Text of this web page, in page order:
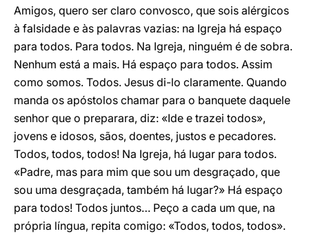
Amigos, quero ser claro convosco, que sois alérgicos
à falsidade e às palavras vazias: na Igreja há espaço
para todos. Para todos. Na Igreja, ninguém é de sobra.
Nenhum está a mais. Há espaço para todos. Assim
como somos. Todos. Jesus di-lo claramente. Quando
manda os apóstolos chamar para o banquete daquele
senhor que o preparara, diz: «Ide e trazei todos»,
jovens e idosos, sãos, doentes, justos e pecadores.
Todos, todos, todos! Na Igreja, há lugar para todos.
«Padre, mas para mim que sou um desgraçado, que
sou uma desgraçada, também há lugar?» Há espaço
para todos! Todos juntos… Peço a cada um que, na
própria língua, repita comigo: «Todos, todos, todos».